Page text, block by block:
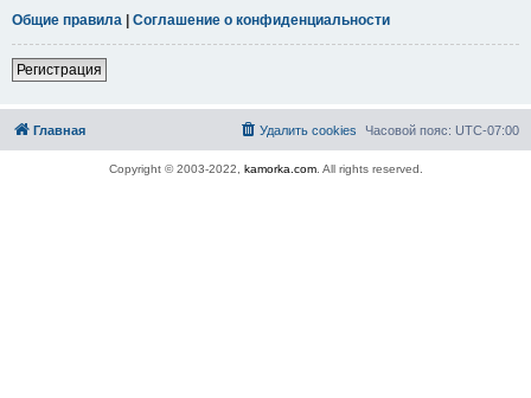
Общие правила | Соглашение о конфиденциальности
Регистрация
Главная Часовой пояс: UTC-07:00
Удалить cookies
Copyright © 2003-2022, kamorka.com. All rights reserved.